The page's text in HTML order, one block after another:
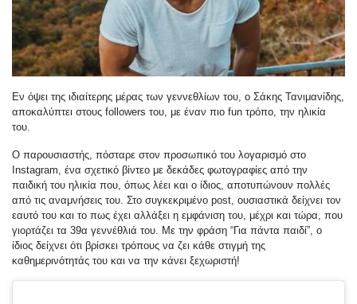
Εν όψει της ιδιαίτερης μέρας των γεννεθλίων του, ο Σάκης Τανιμανίδης,
αποκαλύπτει στους followers του, με έναν πιο fun τρόπο, την ηλικία
του.
Ο παρουσιαστής, πόσταρε στον προσωπικό του λογαρισμό στο
Instagram, ένα σχετικό βίντεο με δεκάδες φωτογραφίες από την
παιδική του ηλικία που, όπως λέει και ο ίδιος, αποτυπώνουν πολλές
από τις αναμνήσεις του. Στο συγκεκριμένο post, ουσιαστικά δείχνει τον
εαυτό του και το πως έχει αλλάξει η εμφάνιση του, μέχρι και τώρα, που
γιορτάζει τα 39α γεννέθλιά του. Με την φράση “Για πάντα παιδί”, ο
ίδιος δείχνει ότι βρίσκει τρόπους να ζει κάθε στιγμή της
καθημερινότητάς του και να την κάνει ξεχωριστή!